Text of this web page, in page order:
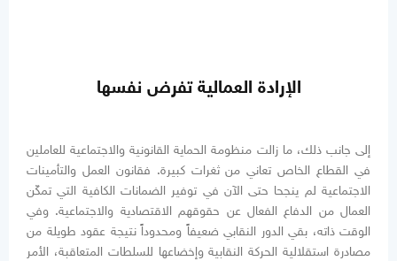
الإرادة العمالية تفرض نفسها
إلى جانب ذلك، ما زالت منظومة الحماية القانونية والاجتماعية للعاملين
في القطاع الخاص تعاني من ثغرات كبيرة. فقانون العمل والتأمينات
الاجتماعية لم ينجحا حتى الآن في توفير الضمانات الكافية التي تمكّن
العمال من الدفاع الفعال عن حقوقهم الاقتصادية والاجتماعية. وفي
الوقت ذاته، بقي الدور النقابي ضعيفاً ومحدوداً نتيجة عقود طويلة من
مصادرة استقلالية الحركة النقابية وإخضاعها للسلطات المتعاقبة، الأمر